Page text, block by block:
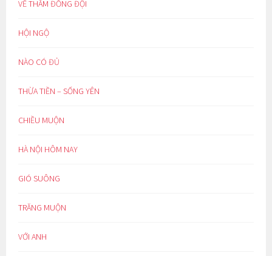
VỀ THĂM ĐỒNG ĐỘI
HỘI NGỘ
NÀO CÓ ĐỦ
THỪA TIỀN – SỐNG YÊN
CHIỀU MUỘN
HÀ NỘI HÔM NAY
GIÓ SUÔNG
TRĂNG MUỘN
VỚI ANH